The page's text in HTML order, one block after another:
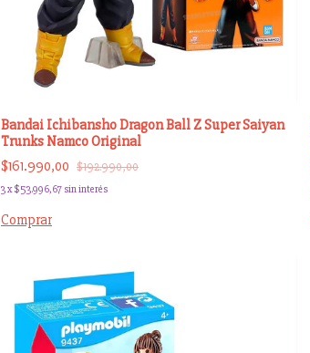
Bandai Ichibansho Dragon Ball Z Super Saiyan
Trunks Namco Original
$161.990,00 $192.990,00
3x$53.996,67 sin interés